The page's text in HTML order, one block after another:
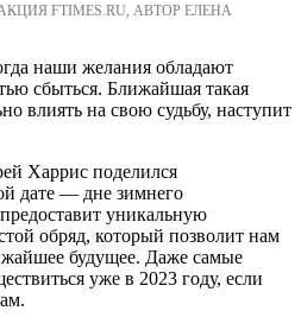
FTIMES.RU, АВТОР ЕЛЕНА
наши желания обладают
сбыться. Ближайшая такая
влиять на свою судьбу, наступит
Харрис поделился
дате — дне зимнего
уникальную
обряд, который позволит нам
будущее. Даже самые
уже в 2023 году, если